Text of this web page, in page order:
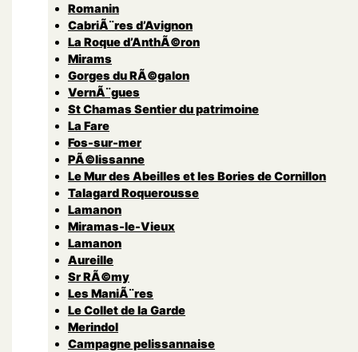
Romanin
CabriÃ¨res d’Avignon
La Roque d’AnthÃ©ron
Mirams
Gorges du RÃ©galon
VernÃ¨gues
St Chamas Sentier du patrimoine
La Fare
Fos-sur-mer
PÃ©lissanne
Le Mur des Abeilles et les Bories de Cornillon
Talagard Roquerousse
Lamanon
Miramas-le-Vieux
Lamanon
Aureille
Sr RÃ©my
Les ManiÃ¨res
Le Collet de la Garde
Merindol
Campagne pelissannaise